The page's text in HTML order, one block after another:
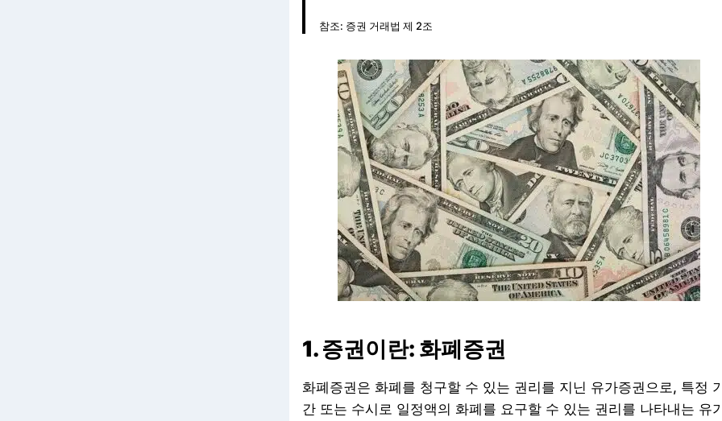
참조: 증권 거래법 제 2조
1. 증권이란: 화폐증권
화폐증권은 화폐를 청구할 수 있는 권리를 지닌 유가증권으로, 특정
간 또는 수시로 일정액의 화폐를 요구할 수 있는 권리를 나타내는 유